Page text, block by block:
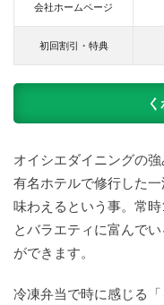
会社ホームページ
初回割引・特典
オイシエダイニングの
有名ホテルで修行した
味わえるという事。常
とバラエティに富んで
ができます。
冷凍弁当で時に感じる「